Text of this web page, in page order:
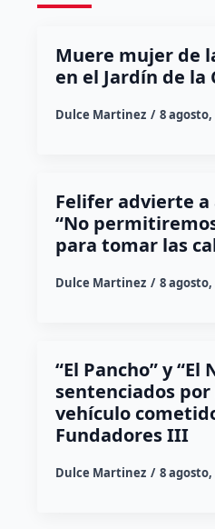
Muere mujer de
en el Jardín de la
Dulce Martinez 8 agosto,
Felifer advierte
“No
para tomar las
Dulce Martinez 8 agosto,
“El Pancho” y “El
sentenciados
vehículo
Fundadores III
Dulce Martinez 8 agosto,